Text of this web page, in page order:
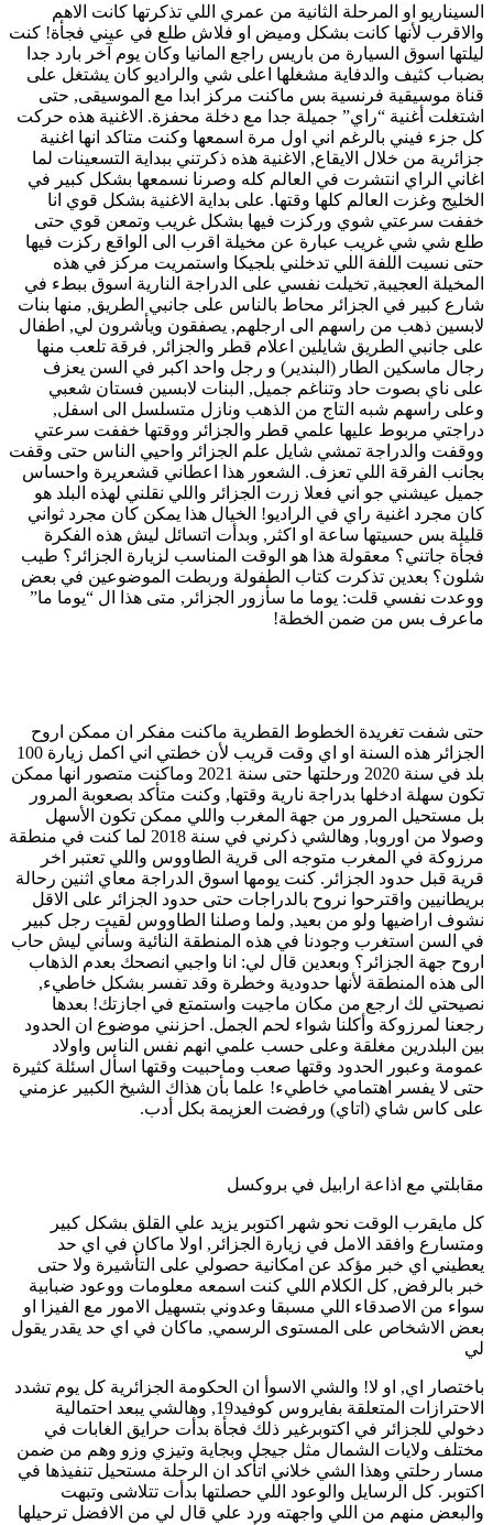
السيناريو او المرحلة الثانية من عمري اللي تذكرتها كانت الاهم
والاقرب لأنها كانت بشكل وميض او فلاش طلع في عيني فجأة! كنت
ليلتها اسوق السيارة من باريس راجع المانيا وكان يوم آخر بارد جدا
بضباب كثيف والدفاية مشغلها اعلى شي والراديو كان يشتغل على
قناة موسيقية فرنسية بس ماكنت مركز ابدا مع الموسيقى, حتى
اشتغلت أغنية “راي” جميلة جدا مع دخلة محفزة. الاغنية هذه حركت
كل جزء فيني بالرغم اني اول مرة اسمعها وكنت متاكد انها اغنية
جزائرية من خلال الايقاع, الاغنية هذه ذكرتني ببداية التسعينات لما
اغاني الراي انتشرت في العالم كله وصرنا نسمعها بشكل كبير في
الخليج وغزت العالم كلها وقتها. على بداية الاغنية بشكل قوي انا
خففت سرعتي شوي وركزت فيها بشكل غريب وتمعن قوي حتى
طلع شي شي غريب عبارة عن مخيلة اقرب الى الواقع ركزت فيها
حتى نسيت اللفة اللي تدخلني بلجيكا واستمريت مركز في هذه
المخيلة العجيبة, تخيلت نفسي على الدراجة النارية اسوق ببطء في
شارع كبير في الجزائر محاط بالناس على جانبي الطريق, منها بنات
لابسين ذهب من راسهم الى ارجلهم, يصفقون ويأشرون لي, اطفال
على جانبي الطريق شايلين اعلام قطر والجزائر, فرقة تلعب منها
رجال ماسكين الطار (البندير) و رجل واحد اكبر في السن يعزف
على ناي بصوت حاد وتناغم جميل, البنات لابسين فستان شعبي
وعلى راسهم شبه التاج من الذهب ونازل متسلسل الى اسفل,
دراجتي مربوط عليها علمي قطر والجزائر ووقتها خففت سرعتي
ووقفت والدراجة تمشي شايل علم الجزائر واحيي الناس حتى وقفت
بجانب الفرقة اللي تعزف. الشعور هذا اعطاني قشعريرة واحساس
جميل عيشني جو اني فعلا زرت الجزائر واللي نقلني لهذه البلد هو
كان مجرد اغنية راي في الراديو! الخيال هذا يمكن كان مجرد ثواني
قليلة بس حسيتها ساعة او اكثر, وبدأت اتسائل ليش هذه الفكرة
فجأة جاتني؟ معقولة هذا هو الوقت المناسب لزيارة الجزائر؟ طيب
شلون؟ بعدين تذكرت كتاب الطفولة وربطت الموضوعين في بعض
ووعدت نفسي قلت: يوما ما سأزور الجزائر, متى هذا ال “يوما ما”
ماعرف بس من ضمن الخطة!
حتى شفت تغريدة الخطوط القطرية ماكنت مفكر ان ممكن اروح
الجزائر هذه السنة او اي وقت قريب لأن خطتي اني اكمل زيارة 100
بلد في سنة 2020 ورحلتها حتى سنة 2021 وماكنت متصور انها ممكن
تكون سهلة ادخلها بدراجة نارية وقتها, وكنت متأكد بصعوبة المرور
بل مستحيل المرور من جهة المغرب واللي ممكن تكون الأسهل
وصولا من اوروبا, وهالشي ذكرني في سنة 2018 لما كنت في منطقة
مرزوكة في المغرب متوجه الى قرية الطاووس واللي تعتبر اخر
قرية قبل حدود الجزائر. كنت يومها اسوق الدراجة معاي اثنين رحالة
بريطانيين واقترحوا نروح بالدراجات حتى حدود الجزائر على الاقل
نشوف اراضيها ولو من بعيد, ولما وصلنا الطاووس لقيت رجل كبير
في السن استغرب وجودنا في هذه المنطقة النائية وسأني ليش حاب
اروح جهة الجزائر؟ وبعدين قال لي: انا واجبي انصحك بعدم الذهاب
الى هذه المنطقة لأنها حدودية وخطرة وقد تفسر بشكل خاطيء,
نصيحتي لك ارجع من مكان ماجيت واستمتع في اجازتك! بعدها
رجعنا لمرزوكة وأكلنا شواء لحم الجمل. احزنني موضوع ان الحدود
بين البلدرين مغلقة وعلى حسب علمي انهم نفس الناس واولاد
عمومة وعبور الحدود وقتها صعب وماحبيت وقتها اسأل اسئلة كثيرة
حتى لا يفسر اهتمامي خاطيء! علما بأن هذاك الشيخ الكبير عزمني
على كاس شاي (اتاي) ورفضت العزيمة بكل أدب.
مقابلتي مع اذاعة ارابيل في بروكسل
كل مايقرب الوقت نحو شهر اكتوبر يزيد علي القلق بشكل كبير
ومتسارع وافقد الامل في زيارة الجزائر, اولا ماكان في اي حد
يعطيني اي خبر مؤكد عن امكانية حصولي على التأشيرة ولا حتى
خبر بالرفض, كل الكلام اللي كنت اسمعه معلومات ووعود ضبابية
سواء من الاصدقاء اللي مسبقا وعدوني بتسهيل الامور مع الفيزا او
بعض الاشخاص على المستوى الرسمي, ماكان في اي حد يقدر يقول
لي
باختصار اي, او لا! والشي الاسوأ ان الحكومة الجزائرية كل يوم تشدد
الاحترازات المتعلقة بفايروس كوفيد19, وهالشي يبعد احتمالية
دخولي للجزائر في اكتوبرغير ذلك فجأة بدأت حرايق الغابات في
مختلف ولايات الشمال مثل جيجل وبجاية وتيزي وزو وهم من ضمن
مسار رحلتي وهذا الشي خلاني اتأكد ان الرحلة مستحيل تنفيذها في
اكتوبر. كل الرسايل والوعود اللي حصلتها بدأت تتلاشى وتبهت
والبعض منهم من اللي واجهته ورد علي قال لي من الافضل ترحيلها